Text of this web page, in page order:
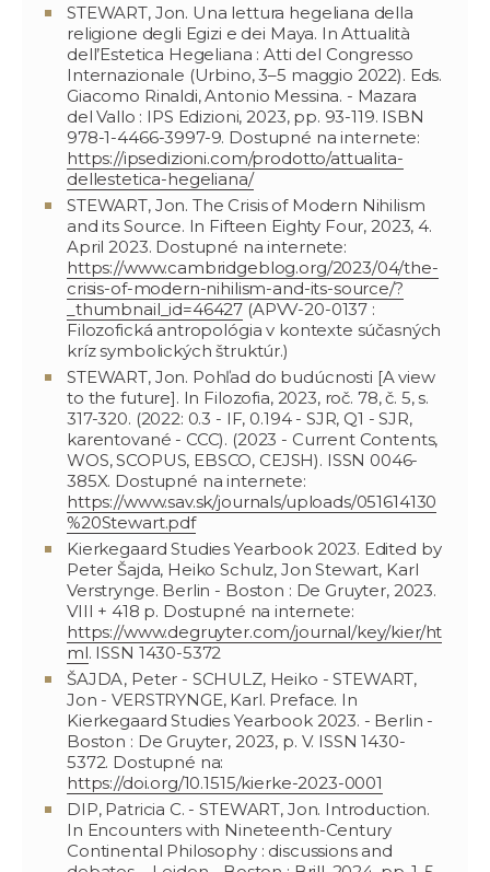
STEWART, Jon. Una lettura hegeliana della
religione degli Egizi e dei Maya. In Attualità
dell’Estetica Hegeliana : Atti del Congresso
Internazionale (Urbino, 3–5 maggio 2022). Eds.
Giacomo Rinaldi, Antonio Messina. - Mazara
del Vallo : IPS Edizioni, 2023, pp. 93-119. ISBN
978-1-4466-3997-9. Dostupné na internete:
https://ipsedizioni.com/prodotto/attualita-
dellestetica-hegeliana/
STEWART, Jon. The Crisis of Modern Nihilism
and its Source. In Fifteen Eighty Four, 2023, 4.
April 2023. Dostupné na internete:
https://www.cambridgeblog.org/2023/04/the-
crisis-of-modern-nihilism-and-its-source/?
_thumbnail_id=46427 (APVV-20-0137 :
Filozofická antropológia v kontexte súčasných
kríz symbolických štruktúr.)
STEWART, Jon. Pohľad do budúcnosti [A view
to the future]. In Filozofia, 2023, roč. 78, č. 5, s.
317-320. (2022: 0.3 - IF, 0.194 - SJR, Q1 - SJR,
karentované - CCC). (2023 - Current Contents,
WOS, SCOPUS, EBSCO, CEJSH). ISSN 0046-
385X. Dostupné na internete:
https://www.sav.sk/journals/uploads/051614130
%20Stewart.pdf
Kierkegaard Studies Yearbook 2023. Edited by
Peter Šajda, Heiko Schulz, Jon Stewart, Karl
Verstrynge. Berlin - Boston : De Gruyter, 2023.
VIII + 418 p. Dostupné na internete:
https://www.degruyter.com/journal/key/kier/ht
ml. ISSN 1430-5372
ŠAJDA, Peter - SCHULZ, Heiko - STEWART,
Jon - VERSTRYNGE, Karl. Preface. In
Kierkegaard Studies Yearbook 2023. - Berlin -
Boston : De Gruyter, 2023, p. V. ISSN 1430-
5372. Dostupné na:
https://doi.org/10.1515/kierke-2023-0001
DIP, Patricia C. - STEWART, Jon. Introduction.
In Encounters with Nineteenth-Century
Continental Philosophy : discussions and